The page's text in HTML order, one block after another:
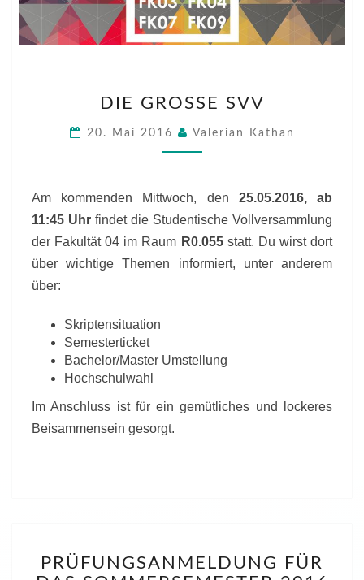
GROSSE S
DIE GROSSE SVV
20. Mai 2016 Valerian Kathan
Am kommenden Mittwoch, den 25.05.2016, ab
11:45 Uhr findet die Studentische Vollversammlung
der Fakultät 04 im Raum R0.055statt. Du wirst dort
über wichtige Themen informiert, unter anderem
über:
Skriptensituation
Semesterticket
Bachelor/Master Umstellung
Hochschulwahl
Im Anschluss ist für ein gemütliches und lockeres
Beisammensein gesorgt.
FÜR
PRÜFUNGSANMELDUNG FÜR